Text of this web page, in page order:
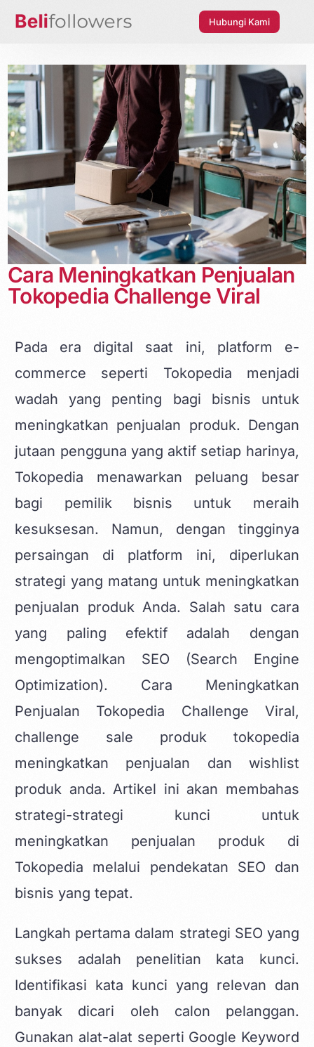
Hubungi Kami
Cara Meningkatkan Penjualan
Tokopedia Challenge Viral
Pada era digital saat ini, platform e-
commerce seperti Tokopedia menjadi
wadah yang penting bagi bisnis untuk
meningkatkan penjualan produk. Dengan
jutaan pengguna yang aktif setiap harinya,
Tokopedia menawarkan peluang besar
bagi pemilik bisnis untuk meraih
kesuksesan. Namun, dengan tingginya
persaingan di platform ini, diperlukan
strategi yang matang untuk meningkatkan
penjualan produk Anda. Salah satu cara
yang paling efektif adalah dengan
mengoptimalkan SEO (Search Engine
Optimization). Cara Meningkatkan
Penjualan Tokopedia Challenge Viral,
challenge sale produk tokopedia
meningkatkan penjualan dan wishlist
produk anda. Artikel ini akan membahas
strategi-strategi kunci untuk
meningkatkan penjualan produk di
Tokopedia melalui pendekatan SEO dan
bisnis yang tepat.
Langkah pertama dalam strategi SEO yang
sukses adalah penelitian kata kunci.
Identifikasi kata kunci yang relevan dan
banyak dicari oleh calon pelanggan.
Gunakan alat-alat seperti Google Keyword